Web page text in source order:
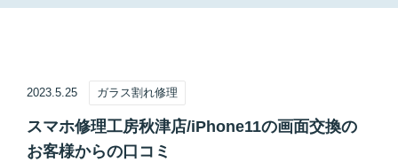
2023.5.25 ガラス割れ修理
スマホ修理工房秋津店/iPhone11の画面交換の
お客様からの口コミ